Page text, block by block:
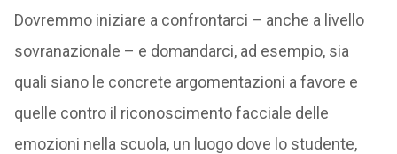
Dovremmo iniziare a confrontarci – anche a livello
sovranazionale – e domandarci, ad esempio, sia
quali siano le concrete argomentazioni a favore e
quelle contro il riconoscimento facciale delle
emozioni nella scuola, un luogo dove lo studente,